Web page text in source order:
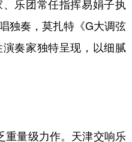
乐团常任指挥易娟子执
独奏，莫扎特《G大调弦
奏家独特呈现，以细腻
量级力作。天津交响乐